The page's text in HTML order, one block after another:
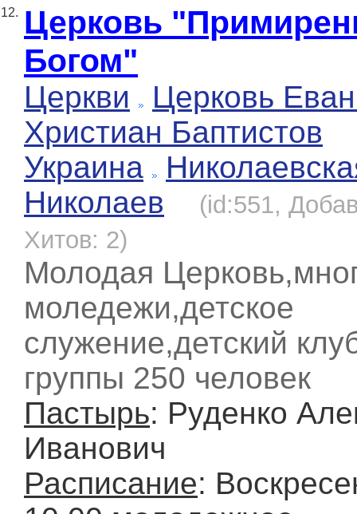
12. Церковь
Богом"
Церкви
Церковь
Христиан Баптистов
Украина
Николаев
(id:551,
Хитов: 2)
Молодая
моледежи,детское
служение,детский
группы 250 человек
Пастырь: Руденко
Иванович
Расписание: